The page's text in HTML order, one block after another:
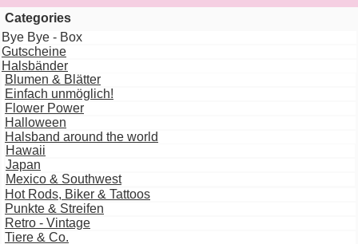
Categories
Bye Bye - Box
Gutscheine
Halsbänder
Blumen & Blätter
Einfach unmöglich!
Flower Power
Halloween
Halsband around the world
Hawaii
Japan
Mexico & Southwest
Hot Rods, Biker & Tattoos
Punkte & Streifen
Retro - Vintage
Tiere & Co.